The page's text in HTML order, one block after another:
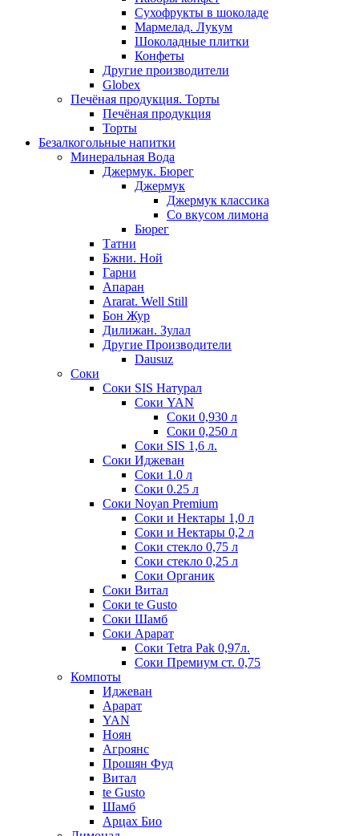
Сухофрукты в шоколаде
Мармелад. Лукум
Шоколадные плитки
Конфеты
Другие производители
Globex
Печёная продукция. Торты
Печёная продукция
Торты
Безалкогольные напитки
Минеральная Вода
Джермук. Бюрег
Джермук
Джермук классика
Со вкусом лимона
Бюрег
Татни
Бжни. Ной
Гарни
Апаран
Ararat. Well Still
Бон Жур
Дилижан. Зулал
Другие Производители
Dausuz
Соки
Соки SIS Натурал
Соки YAN
Соки 0,930 л
Соки 0,250 л
Соки SIS 1,6 л.
Соки Иджеван
Соки 1.0 л
Соки 0.25 л
Соки Noyan Premium
Соки и Нектары 1,0 л
Соки и Нектары 0,2 л
Соки стекло 0,75 л
Соки стекло 0,25 л
Соки Органик
Соки Витал
Соки te Gusto
Соки Шамб
Соки Арарат
Соки Tetra Pak 0,97л.
Соки Премиум ст. 0,75
Компоты
Иджеван
Арарат
YAN
Ноян
Агроянс
Прошян Фуд
Витал
te Gusto
Шамб
Арцах Био